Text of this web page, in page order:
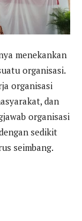
menekankan
organisasi.
organisasi
dan
organisasi
sedikit
seimbang.